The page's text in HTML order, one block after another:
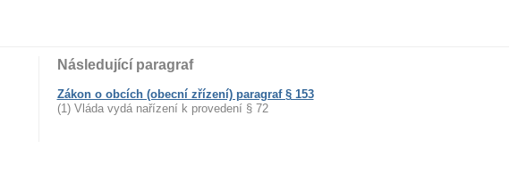
Následující paragraf
Zákon o obcích (obecní zřízení) paragraf § 153
(1) Vláda vydá nařízení k provedení § 72